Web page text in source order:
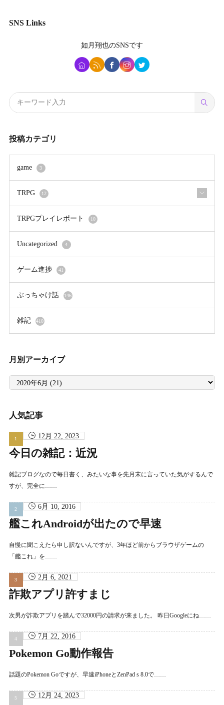
SNS Links
如月翔也のSNSです
投稿カテゴリ
game 3
TRPG 12
TRPGプレイレポート 10
Uncategorized 4
ゲーム進捗 41
ぶっちゃけ話 146
雑記 410
月別アーカイブ
月
ア
イ
ブ
人気記事
12月 22, 2023
今日の雑記：近況
雑記ブログなので毎日書く、みたいな事を先月末に言っていた気がするんで
すが、完全に……
6月 10, 2016
艦これAndroidが出たので早速
自慢に聞こえたら申し訳ないんですが、3年ほど前からブラウザゲームの
「艦これ」を……
2月 6, 2021
詐欺アプリ許すまじ
次男が詐欺アプリを踏んで32000円の請求が来ました。 昨日Googleにね……
7月 22, 2016
Pokemon Go動作報告
話題のPokemon Goですが、早速iPhoneとZenPad s 8.0で……
12月 24, 2023